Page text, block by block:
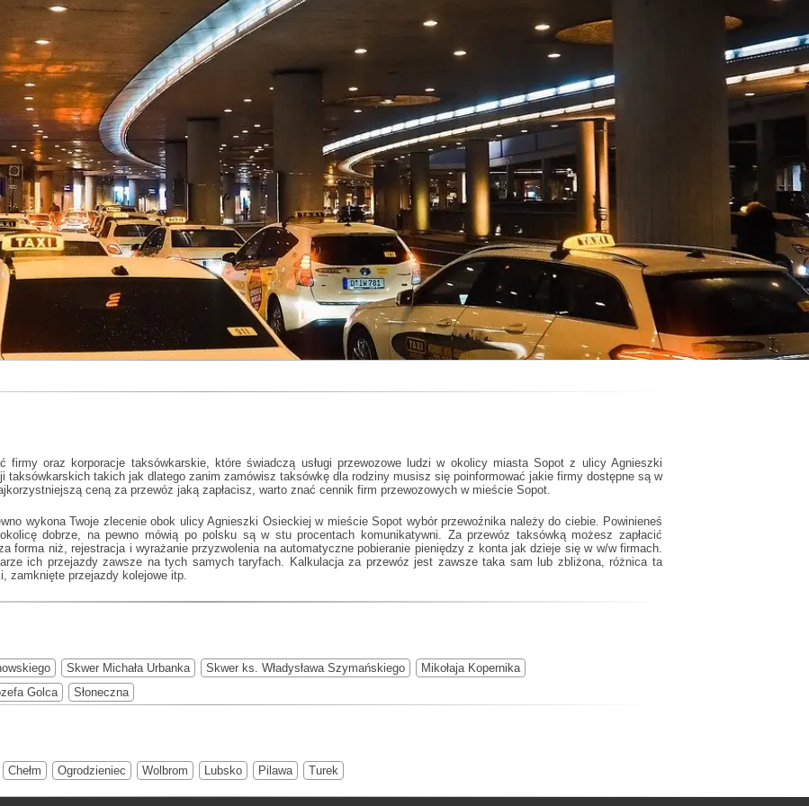
firmy oraz korporacje taksówkarskie, które świadczą usługi przewozowe ludzi w okolicy miasta Sopot z ulicy Agnieszki
taksówkarskich takich jak dlatego zanim zamówisz taksówkę dla rodziny musisz się poinformować jakie firmy dostępne są w
ceną za przewóz jaką zapłacisz, warto znać cennik firm przewozowych w mieście Sopot.
wykona Twoje zlecenie obok ulicy Agnieszki Osieckiej w mieście Sopot wybór przewoźnika należy do ciebie. Powinieneś
dobrze, na pewno mówią po polsku są w stu procentach komunikatywni. Za przewóz taksówką możesz zapłacić
forma niż, rejestracja i wyrażanie przyzwolenia na automatyczne pobieranie pieniędzy z konta jak dzieje się w w/w firmach.
ich przejazdy zawsze na tych samych taryfach. Kalkulacja za przewóz jest zawsze taka sam lub zbliżona, różnica ta
zamknięte przejazdy kolejowe itp.
Skwer Michała Urbanka Skwer ks. Władysława Szymańskiego
Mikołaja Kopernika
Golca Słoneczna
Chełm Ogrodzieniec Wolbrom Lubsko Pilawa Turek